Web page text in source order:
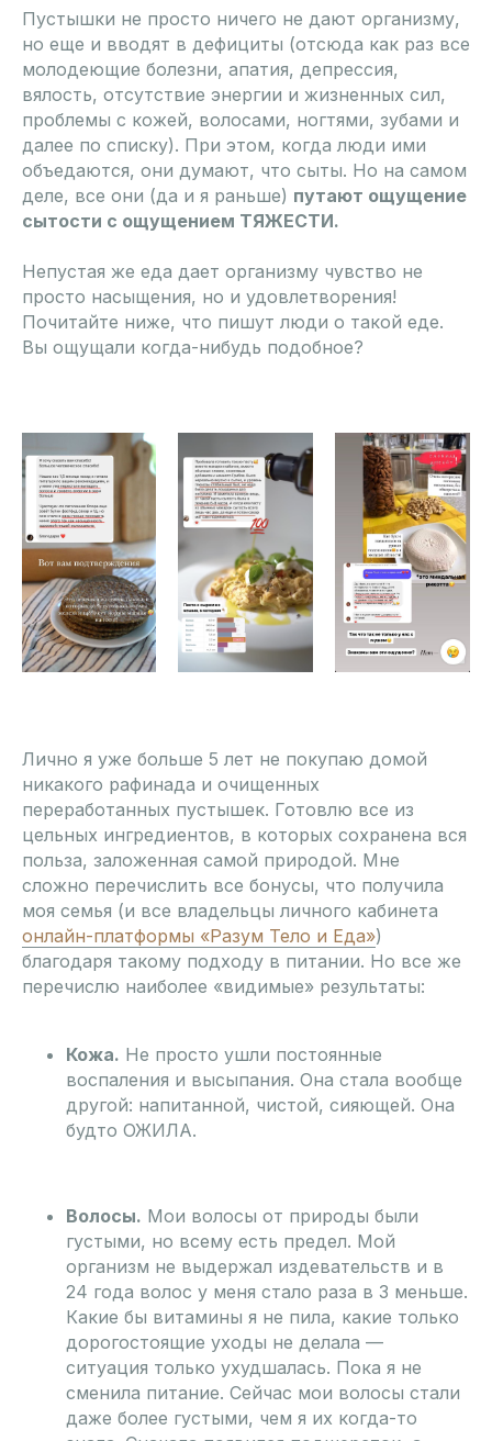
Пустышки не просто ничего не дают организму,
но еще и вводят в дефициты (отсюда как раз все
молодеющие болезни, апатия, депрессия,
вялость, отсутствие энергии и жизненных сил,
проблемы с кожей, волосами, ногтями, зубами и
далее по списку). При этом, когда люди ими
объедаются, они думают, что сыты. Но на самом
деле, все они (да и я раньше) путают ощущение
сытости с ощущением ТЯЖЕСТИ.
Непустая же еда дает организму чувство не
просто насыщения, но и удовлетворения!
Почитайте ниже, что пишут люди о такой еде.
Вы ощущали когда-нибудь подобное?
Лично я уже больше 5 лет не покупаю домой
никакого рафинада и очищенных
переработанных пустышек. Готовлю все из
цельных ингредиентов, в которых сохранена вся
польза, заложенная самой природой. Мне
сложно перечислить все бонусы, что получила
моя семья (и все владельцы личного кабинета
онлайн-платформы «Разум Тело и Еда»)
благодаря такому подходу в питании. Но все же
перечислю наиболее «видимые» результаты:
Кожа. Не просто ушли постоянные
воспаления и высыпания. Она стала вообще
другой: напитанной, чистой, сияющей. Она
будто ОЖИЛА.
Волосы. Мои волосы от природы были
густыми, но всему есть предел. Мой
организм не выдержал издевательств и в
24 года волос у меня стало раза в 3 меньше.
Какие бы витамины я не пила, какие только
дорогостоящие уходы не делала —
ситуация только ухудшалась. Пока я не
сменила питание. Сейчас мои волосы стали
даже более густыми, чем я их когда-то